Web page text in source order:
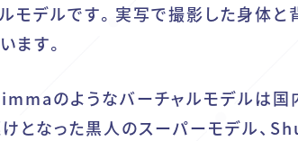
モデルです。実写で撮影した身体
ます。
immaのようなバーチャルモデルは
となった黒人のスーパーモデル、